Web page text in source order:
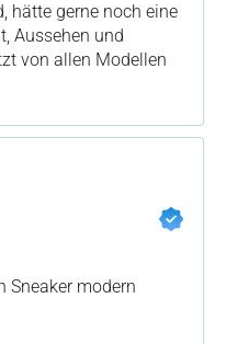
hätte gerne noch eine
Aussehen und
von allen Modellen
Sneaker modern